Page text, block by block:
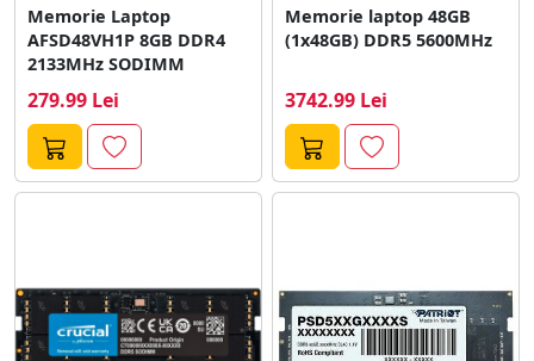
Memorie Laptop
AFSD48VH1P 8GB DDR4
2133MHz SODIMM
279.99 Lei
Memorie laptop 48GB
(1x48GB) DDR5 5600MHz
3742.99 Lei